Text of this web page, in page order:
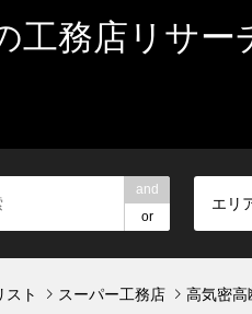
工務店リサー
and
or
エリ
スト スーパー工務店 高気密高